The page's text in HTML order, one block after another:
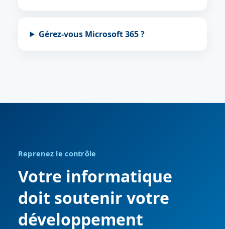
Gérez-vous Microsoft 365 ?
Reprenez le contrôle
Votre informatique
doit soutenir votre
développement